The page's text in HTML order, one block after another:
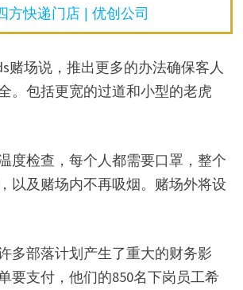
方快递门店 | 优创公司
赌场说，推出更多的办法确保客人
。包括更宽的过道和小型的老虎
度检查，每个人都需要口罩，整个
以及赌场内不再吸烟。赌场外将设
多部落计划产生了重大的财务影
要支付，他们的850名下岗员工希